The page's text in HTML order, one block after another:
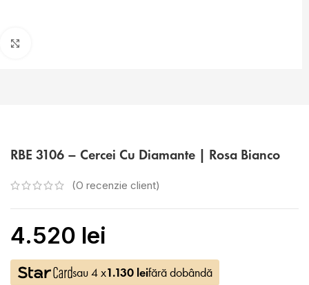
RBE 3106 – Cercei Cu Diamante | Rosa Bianco
(O recenzie client)
4.520 lei
sau 4 x1.130 leifără dobândă